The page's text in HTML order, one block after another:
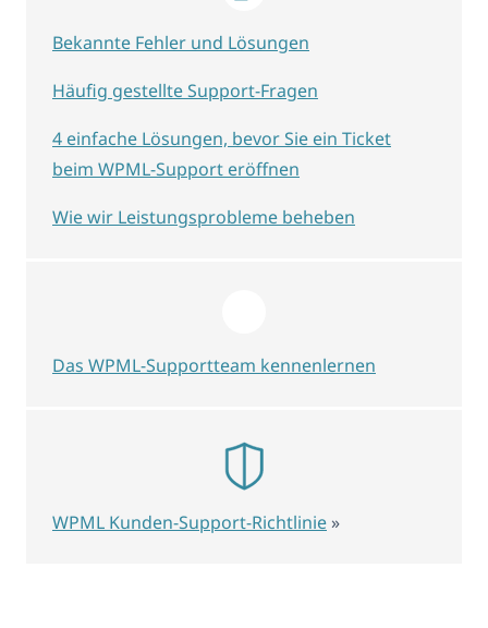
Bekannte Fehler und Lösungen
Häufig gestellte Support-Fragen
4 einfache Lösungen, bevor Sie ein Ticket
beim WPML-Support eröffnen
Wie wir Leistungsprobleme beheben
Das WPML-Supportteam kennenlernen
WPML Kunden-Support-Richtlinie »